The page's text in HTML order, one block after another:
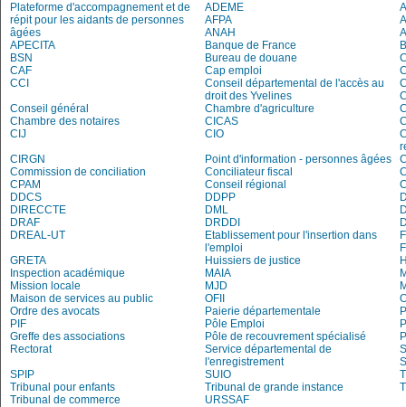
Plateforme d'accompagnement et de
répit pour les aidants de personnes
âgées
ADEME
AFPA
ANAH
APECITA
Banque de France
BSN
Bureau de douane
CAF
Cap emploi
CCI
Conseil départemental de l'accès au
droit des Yvelines
Conseil général
Chambre d'agriculture
Chambre des notaires
CICAS
CIJ
CIO
CIRGN
Point d'information - personnes âgées
Commission de conciliation
Conciliateur fiscal
CPAM
Conseil régional
DDCS
DDPP
DIRECCTE
DML
DRAF
DRDDI
DREAL-UT
Etablissement pour l'insertion dans
l'emploi
GRETA
Huissiers de justice
Inspection académique
MAIA
Mission locale
MJD
Maison de services au public
OFII
Ordre des avocats
Paierie départementale
PIF
Pôle Emploi
Greffe des associations
Pôle de recouvrement spécialisé
Rectorat
Service départemental de
l'enregistrement
SPIP
SUIO
Tribunal pour enfants
Tribunal de grande instance
Tribunal de commerce
URSSAF